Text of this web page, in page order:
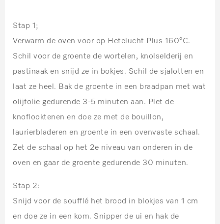
Stap 1;
Verwarm de oven voor op Hetelucht Plus 160°C.
Schil voor de groente de wortelen, knolselderij en
pastinaak en snijd ze in bokjes. Schil de sjalotten en
laat ze heel. Bak de groente in een braadpan met wat
olijfolie gedurende 3-5 minuten aan. Plet de
knoflooktenen en doe ze met de bouillon,
laurierbladeren en groente in een ovenvaste schaal.
Zet de schaal op het 2e niveau van onderen in de
oven en gaar de groente gedurende 30 minuten.
Stap 2:
Snijd voor de soufflé het brood in blokjes van 1 cm
en doe ze in een kom. Snipper de ui en hak de